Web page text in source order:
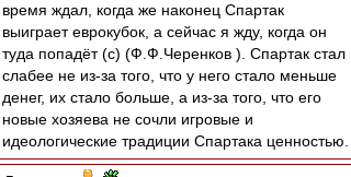
время ждал, когда же наконец Спартак
выиграет еврокубок, а сейчас я жду, когда он
туда попадёт (с) (Ф.Ф.Черенков ). Спартак стал
слабее не из-за того, что у него стало меньше
денег, их стало больше, а из-за того, что его
новые хозяева не сочли игровые и
идеологические традиции Спартака ценностью.